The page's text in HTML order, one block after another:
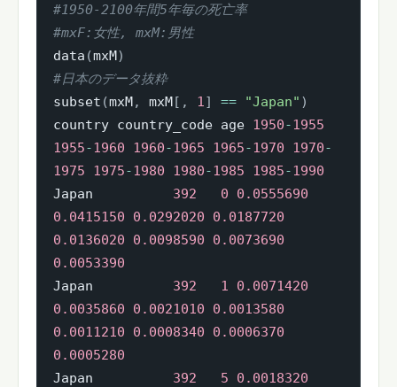
#1950-2100年間5年毎の死亡率
#mxF:女性, mxM:男性
data (mxM)
#日本のデータ抜粋
subset (mxM, mxM[ , 1] == "Japan" )
country country_code age 1950-1955
1955-1960 1960-1965 1965-1970 1970-
1975
1975-1980 1980-1985 1985-1990
Japan 392 0
0.0555690
0.0415150
0.0292020
0.0187720
0.0136020
0.0098590
0.0073690
0.0053390
Japan 392 1
0.0071420
0.0035860
0.0021010
0.0013580
0.0011210
0.0008340
0.0006370
0.0005280
Japan 392 5
0.0018320